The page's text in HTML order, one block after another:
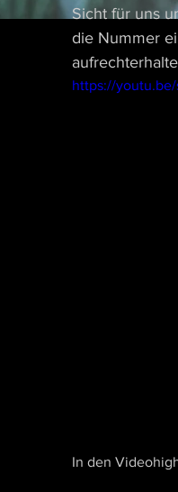
Sicht für uns
die Nummer
https://youtu.be/
In den